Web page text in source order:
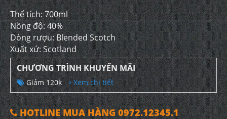
Thể tích: 700ml
Nồng độ: 40%
Dòng rượu: Blended Scotch
Xuất xứ: Scotland
CHƯƠNG TRÌNH KHUYẾN MÃI
Giảm 120k Xem chi tiết
HOTLINE MUA HÀNG 0972.12345.1